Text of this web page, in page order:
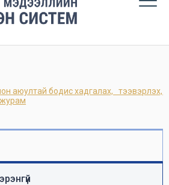
аюултай бодис хадгалах,   тээвэрлэх,
журам